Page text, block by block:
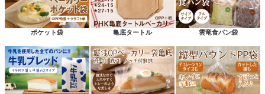
ポケット袋 亀底タートル 雲竜食パン袋